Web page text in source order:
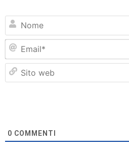
0 COMMENTI